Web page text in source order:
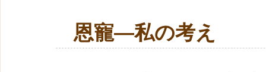
恩寵―私の考え